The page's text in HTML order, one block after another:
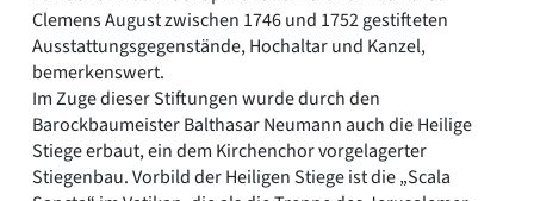
Clemens August zwischen 1746 und 1752 gestifteten
Ausstattungsgegenstände, Hochaltar und Kanzel,
bemerkenswert.
Im Zuge dieser Stiftungen wurde durch den
Barockbaumeister Balthasar Neumann auch die Heilige
Stiege erbaut, ein dem Kirchenchor vorgelagerter
Stiegenbau. Vorbild der Heiligen Stiege ist die „Scala